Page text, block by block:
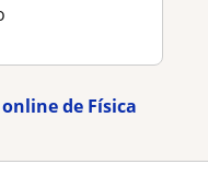
de Física